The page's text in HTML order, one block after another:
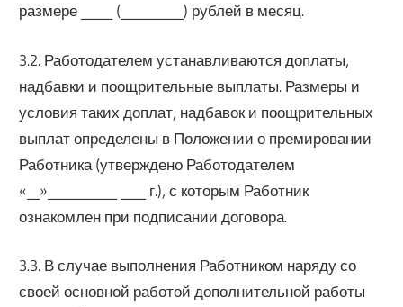
размере _____ (__________) рублей в месяц.
3.2. Работодателем устанавливаются доплаты,
надбавки и поощрительные выплаты. Размеры и
условия таких доплат, надбавок и поощрительных
выплат определены в Положении о премировании
Работника (утверждено Работодателем
«__»___________ ____ г.), с которым Работник
ознакомлен при подписании договора.
3.3. В случае выполнения Работником наряду со
своей основной работой дополнительной работы